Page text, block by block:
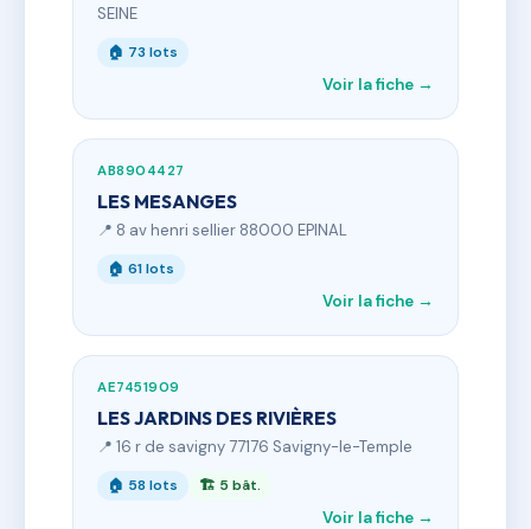
SEINE
🏠 73 lots
Voir la fiche →
AB8904427
LES MESANGES
📍 8 av henri sellier 88000 EPINAL
🏠 61 lots
Voir la fiche →
AE7451909
LES JARDINS DES RIVIÈRES
📍 16 r de savigny 77176 Savigny-le-Temple
🏠 58 lots 🏗 5 bât.
Voir la fiche →